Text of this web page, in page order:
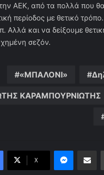
ΑΕΚ, από τα πολλά που
περίοδος με θετικό
Αλλά και να δείξουμε
σεζόν.
«ΜΠΑΛΟΝΙ»
ΚΑΡΑΜΠΟΥΡΝΙΩΤΗΣ
X